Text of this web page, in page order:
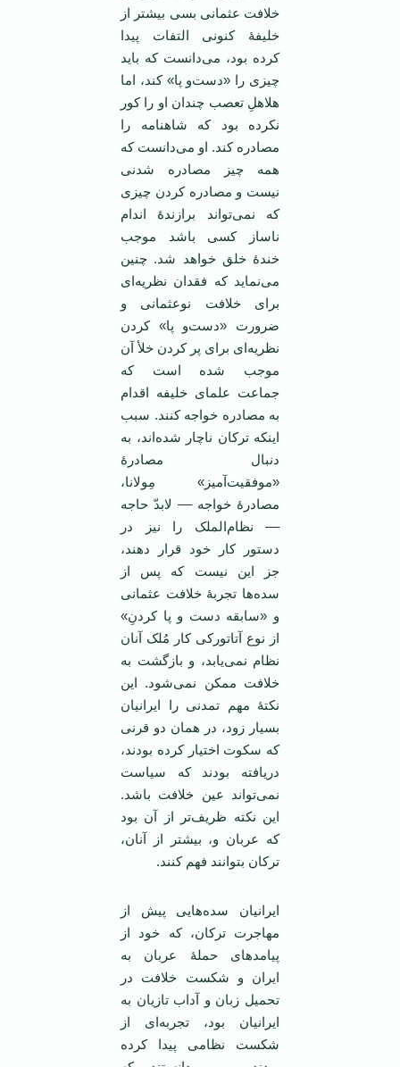
خلافت عثمانی بسی بیشتر از
خلیفۀ کنونی التفات پیدا
کرده بود، می‌دانست که باید
چیزی را «دست‌و پا» کند، اما
هلاهلِ تعصب چندان او را کور
نکرده بود که شاهنامه را
مصادره کند. او می‌دانست که
همه چیز مصادره شدنی
نیست و مصادره کردن چیزی
که نمی‌تواند برازندۀ اندام
ناساز کسی باشد موجب
خندۀ خلق خواهد شد. چنین
می‌نماید که فقدان نظریه‌ای
برای خلافت نوعثمانی و
ضرورت «دست‌و پا» کردن
نظریه‌ای برای پر کردن خلأ آن
موجب شده است که
جماعت علمای خلیفه اقدام
به مصادره خواجه کنند. سبب
اینکه ترکان ناچار شده‌اند، به
دنبال مصادرۀ
«موفقیت‌آمیز» مِولانا،
مصادرۀ خواجه –– لابدّ حاجه
–– نظام‌الملک را نیز در
دستور کار خود قرار دهند،
جز این نیست که پس از
سده‌ها تجربۀ خلافت عثمانی
و «سابقه دست و پا کردنِ»
از نوع آتاتورکی کار مُلک آنان
نظام نمی‌یابد، و بازگشت به
خلافت ممکن نمی‌شود. این
نکتۀ مهم تمدنی را ایرانیان
بسیار زود، در همان دو قرنی
که سکوت اختیار کرده بودند،
دریافته بودند که سیاست
نمی‌تواند عین خلافت باشد.
این نکته ظریف‌تر از آن بود
که عربان و، بیشتر از آنان،
ترکان بتوانند فهم کنند.
ایرانیان سده‌هایی پیش از
مهاجرت ترکان، که خود از
پیامدهای حملۀ عربان به
ایران و شکست خلافت در
تحمیل زبان و آداب تازیان به
ایرانیان بود، تجربه‌ای از
شکست نظامی پیدا کرده